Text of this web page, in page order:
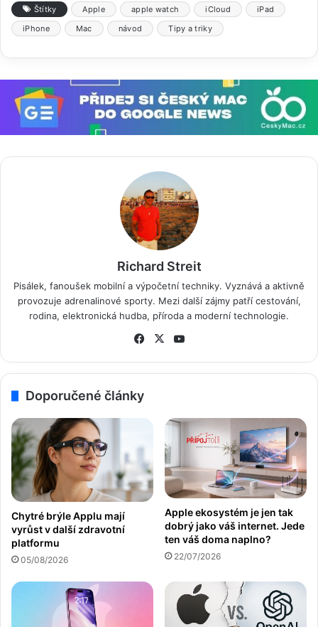
Štítky Apple apple watch iCloud
iPad
iPhone
Mac návod Tipy a triky
Richard Streit
Pisálek, fanoušek mobilní a výpočetní techniky. Vyznává a aktivně
provozuje adrenalinové sporty. Mezi další zájmy patří cestování,
rodina, elektronická hudba, příroda a moderní technologie.
Fa
bo
X
ub
Doporučené články
Chytré brýle Applu mají
vyrůst v další zdravotní
platformu
05/08/2026
Apple ekosystém je jen tak
dobrý jako váš internet. Jede
ten váš doma naplno?
22/07/2026